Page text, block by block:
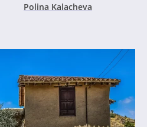
Polina Kalacheva